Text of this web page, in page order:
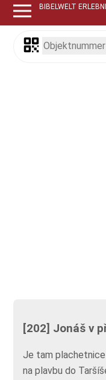
BIBELWELT
[202] Jonáš v
Je tam
na plavbu do